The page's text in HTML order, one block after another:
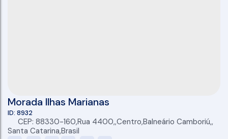
Morada Ilhas Marianas
8932
CEP: 88330-160,Rua 4400 ,Centro,Balneário Camboriú ,
Santa Catarina,Brasil